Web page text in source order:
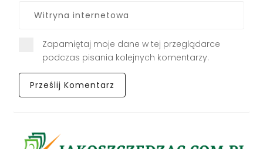
Zapamiętaj moje dane w tej przeglądarce
podczas pisania kolejnych komentarzy.